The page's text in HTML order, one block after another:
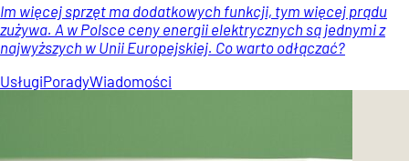
Im więcej sprzęt ma dodatkowych funkcji, tym więcej prądu
zużywa. A w Polsce ceny energii elektrycznych są jednymi z
najwyższych w Unii Europejskiej. Co warto odłączać?
UsługiPoradyWiadomości